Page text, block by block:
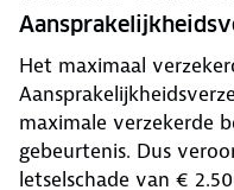
Het maximaal
maximale verzekerde
gebeurtenis. Dus
letselschade van €